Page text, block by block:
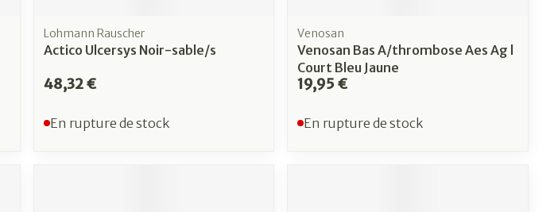
Lohmann Rauscher
Actico Ulcersys Noir-sable/s
48,32 €
En rupture de stock
Venosan
Venosan Bas A/thrombose Aes Ag l
Court Bleu Jaune
19,95 €
En rupture de stock